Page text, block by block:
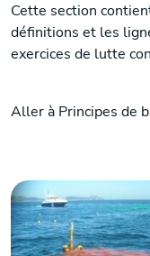
Cette section
définitions et les
exercices de lutte
Aller à Principes de